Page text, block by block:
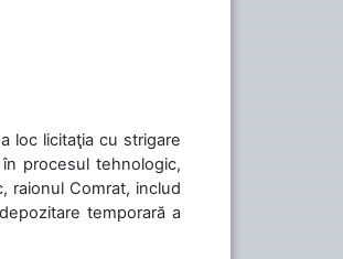
loc licitaţia cu strigare
procesul tehnologic,
raionul Comrat, includ
temporară a